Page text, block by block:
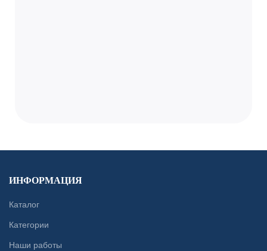
ИНФОРМАЦИЯ
Каталог
Категории
Наши работы